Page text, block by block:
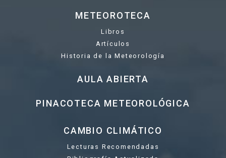
METEOROTECA
Libros
Artículos
Historia de la Meteorología
AULA ABIERTA
PINACOTECA METEOROLÓGICA
CAMBIO CLIMÁTICO
Lecturas Recomendadas